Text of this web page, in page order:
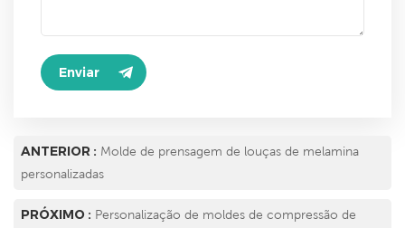
ANTERIOR : Molde de prensagem de louças de melamina
personalizadas
PRÓXIMO : Personalização de moldes de compressão de